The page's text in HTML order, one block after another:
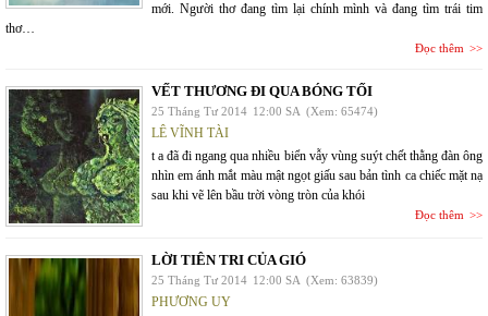
mới. Người thơ đang tìm lại chính mình và đang tìm trái tim
thơ…
Đọc thêm
VẾT THƯƠNG ĐI QUA BÓNG TỐI
25 Tháng Tư 2014 12:00 SA (Xem: 65474)
LÊ VĨNH TÀI
t a đã đi ngang qua nhiều biển vẫy vùng suýt chết thằng đàn ông
nhìn em ánh mắt màu mật ngọt giấu sau bản tình ca chiếc mặt nạ
sau khi vẽ lên bầu trời vòng tròn của khói
Đọc thêm
LỜI TIÊN TRI CỦA GIÓ
25 Tháng Tư 2014 12:00 SA (Xem: 63839)
PHƯƠNG UY